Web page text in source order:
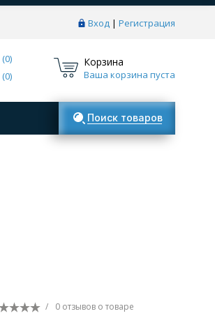
Вход | Регистрация
(0)
(0)
Корзина
Ваша корзина пуста
Поиск товаров
/ 0 отзывов о товаре